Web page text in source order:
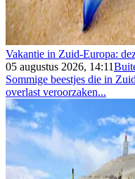
Vakantie in Zuid-Europa:
05 augustus 2026, 14:11
Sommige beestjes die in
overlast veroorzaken...